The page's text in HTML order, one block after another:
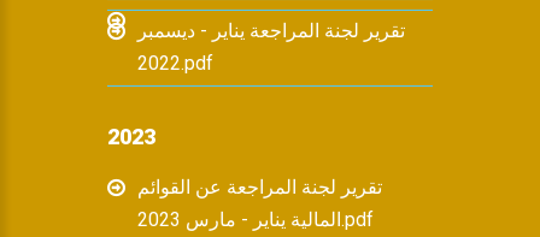
تقرير لجنة المراجعة يناير - ديسمبر
2022.pdf
2023
تقرير لجنة المراجعة عن القوائم
المالية يناير - مارس 2023.pdf